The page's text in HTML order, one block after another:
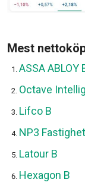
Mest
ASSA ABLOY
Octave
Lifco B
NP3
Latour B
Hexagon B